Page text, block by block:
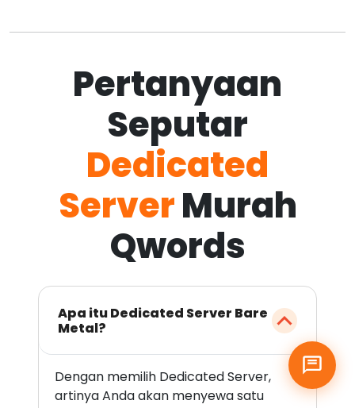
Pertanyaan
Seputar
Dedicated
ServerMurah
Qwords
Apa itu Dedicated Server Bare
Metal?
Dengan memilih Dedicated Server,
artinya Anda akan menyewa satu